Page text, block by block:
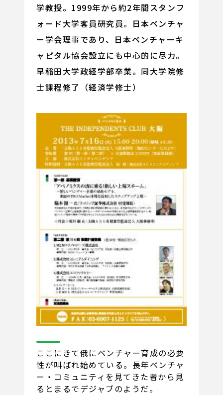
学教授。1999年から約2年間スタンフ
ォード大学客員研究員。日本ベンチャ
ー学会理事であり、日本ベンチャーキ
ャピタル協会設立にも中心的に尽力。
早稲田大学政経学部卒業。同大学院修
士課程修了（経済学修士）
ここにきて俄にベンチャー育成の必要
性が叫ばれ始めている。長年ベンチャ
ー・コミュニティを見てきた者から見
るとまるでデジャブのようだ。